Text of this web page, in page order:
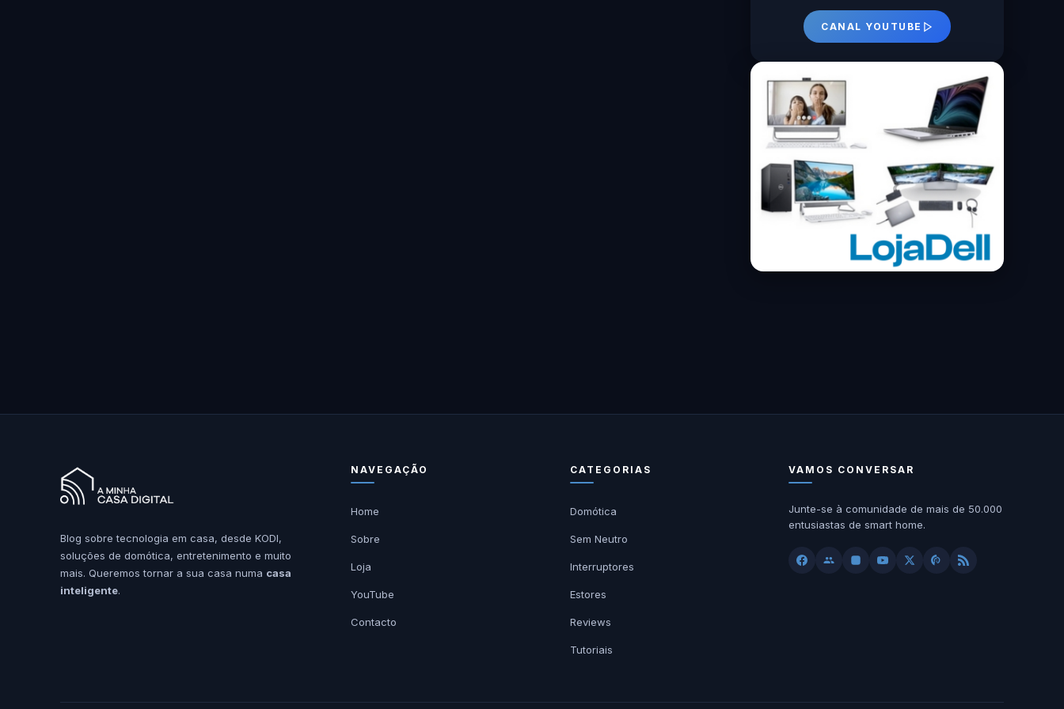
CANAL YOUTUBE
Blog sobre tecnologia em casa, desde KODI,
soluções de domótica, entretenimento e muito
mais. Queremos tornar a sua casa numa casa
inteligente.
NAVEGAÇÃO
Home
Sobre
Loja
YouTube
Contacto
CATEGORIAS
Domótica
Sem Neutro
Interruptores
Estores
Reviews
Tutoriais
VAMOS CONVERSAR
Junte-se à comunidade de mais de 50.000
entusiastas de smart home.